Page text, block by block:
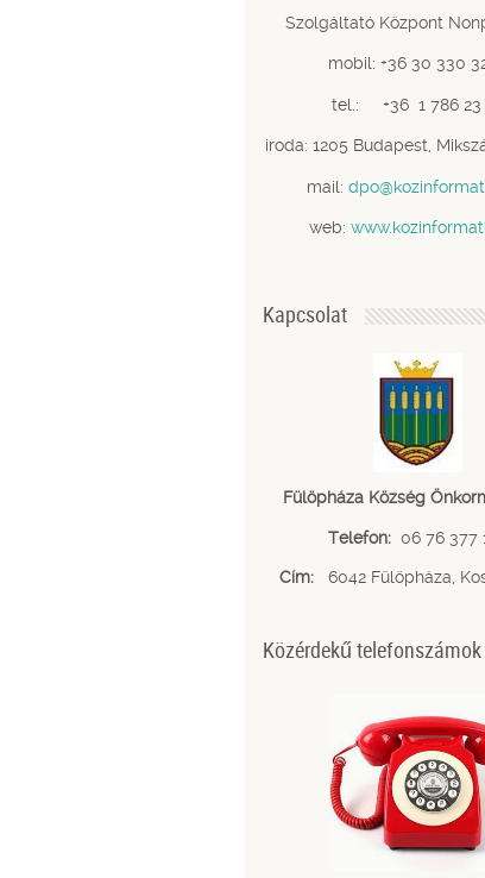
Szolgáltató Központ
mobil: +36 30 330
tel.: +36 1 786 23
iroda: 1205 Budapest,
mail:
web:
Kapcsolat
Fülöpháza Község
Telefon: 06 76 377
Cím: 6042 Fülöpháza,
Közérdekű telefonszámok